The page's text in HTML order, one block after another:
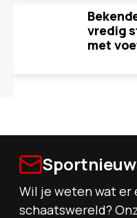
vredig
met